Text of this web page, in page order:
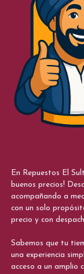
En Repuestos El
buenos precios!
acompañando a
con un solo
precio y con
Sabemos que tu
una experiencia
acceso a un amplio